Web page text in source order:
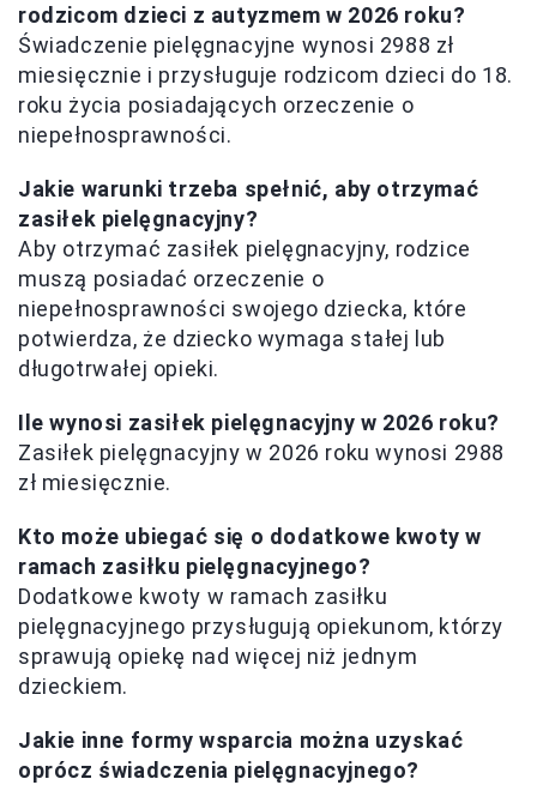
rodzicom dzieci z autyzmem w 2026 roku?
Świadczenie pielęgnacyjne wynosi 2988 zł
miesięcznie i przysługuje rodzicom dzieci do 18.
roku życia posiadających orzeczenie o
niepełnosprawności.
Jakie warunki trzeba spełnić, aby otrzymać
zasiłek pielęgnacyjny?
Aby otrzymać zasiłek pielęgnacyjny, rodzice
muszą posiadać orzeczenie o
niepełnosprawności swojego dziecka, które
potwierdza, że dziecko wymaga stałej lub
długotrwałej opieki.
Ile wynosi zasiłek pielęgnacyjny w 2026 roku?
Zasiłek pielęgnacyjny w 2026 roku wynosi 2988
zł miesięcznie.
Kto może ubiegać się o dodatkowe kwoty w
ramach zasiłku pielęgnacyjnego?
Dodatkowe kwoty w ramach zasiłku
pielęgnacyjnego przysługują opiekunom, którzy
sprawują opiekę nad więcej niż jednym
dzieckiem.
Jakie inne formy wsparcia można uzyskać
oprócz świadczenia pielęgnacyjnego?